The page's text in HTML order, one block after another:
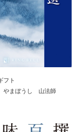
フト
やまぼうし 山法師